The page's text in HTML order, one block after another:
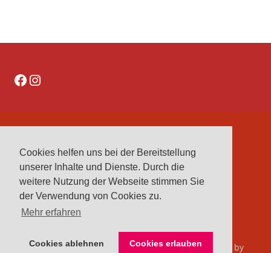
Cookies helfen uns bei der Bereitstellung
unserer Inhalte und Dienste. Durch die
weitere Nutzung der Webseite stimmen Sie
der Verwendung von Cookies zu.
Mehr erfahren
Cookies ablehnen Cookies erlauben
Facebook
Instagram
IMPRESSUM
VEREINE
VORSTAND
© 2026 Kreisreiterverband Herford e. V.. Bento theme by